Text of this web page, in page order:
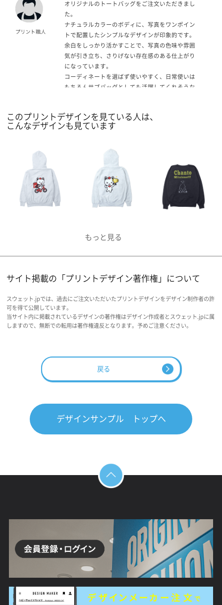
オリジナルのトートバッグをご注文いただきまし
た。
ナチュラルカラーのボディに、写真をワンポイン
トで配置したシンプルなデザインが印象的です。
余白をしっかり活かすことで、写真の色味や雰囲
気が引き立ち、さりげない存在感のある仕上がり
になっています。
コーディネートを選ばず使いやすく、日常使いは
もちろんサブバッグとしても活躍してくれそうな
このプリントデザインを見ている人は、
こんなデザインも見ています
サイト掲載の「プリントデザイン著作権」について
スウェット.jpでは、過去にご注文いただいたプリントデザインをデザイン制作者の許
可を得て公開しています。
当サイト内に掲載されているデザインの著作権はデザイン作成者とスウェット.jpに属
しますので、無断での転用は著作権違反となります。予めご注意ください。
戻る
デザインサンプル トップへ